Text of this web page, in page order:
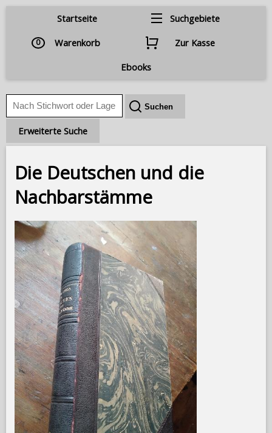
Startseite Suchgebiete
0 Warenkorb
Zur Kasse
Ebooks
Erweiterte Suche
Die Deutschen und die
Nachbarstämme